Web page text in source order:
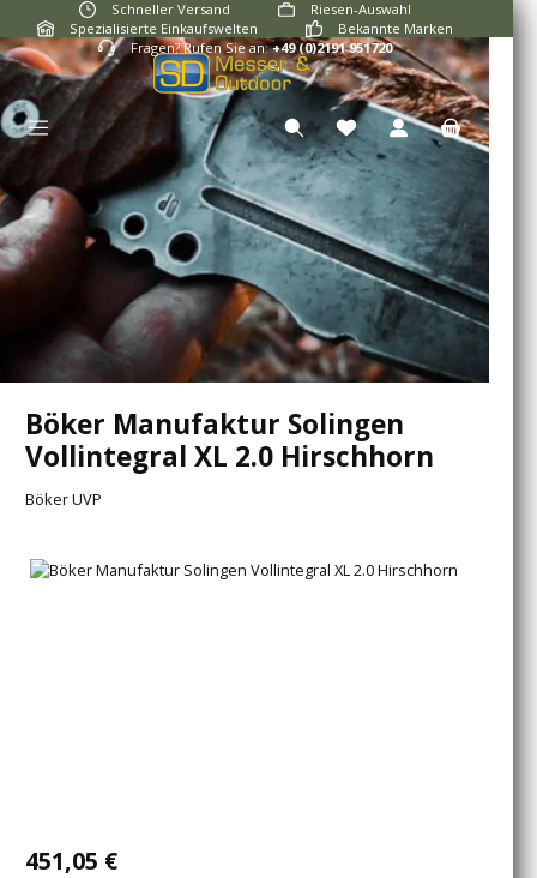
Zum Hauptinhalt springen
Schneller Versand
Riesen-Auswahl
Spezialisierte Einkaufswelten
Bekannte Marken
Fragen? Rufen Sie an:+49 (0)2191 951720
Du hast 0 Produkte
Böker Manufaktur Solingen
Vollintegral XL 2.0 Hirschhorn
Böker UVP
Bildergalerie überspringen
Regulärer Preis:
451,05 €